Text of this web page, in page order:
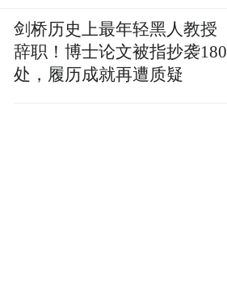
剑桥历史上最年轻黑人教授
辞职！博士论文被指抄袭180
处，履历成就再遭质疑